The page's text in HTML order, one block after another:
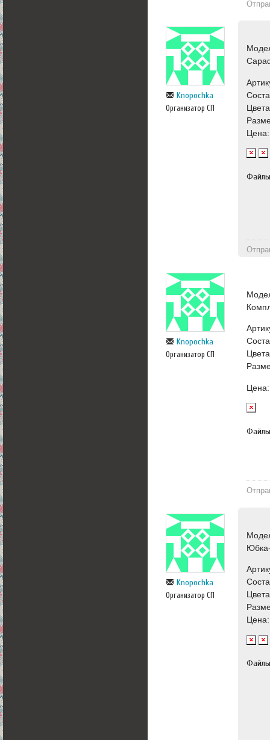
Knopochka
Организатор СП
Knopochka
Организатор СП
Knopochka
Организатор СП